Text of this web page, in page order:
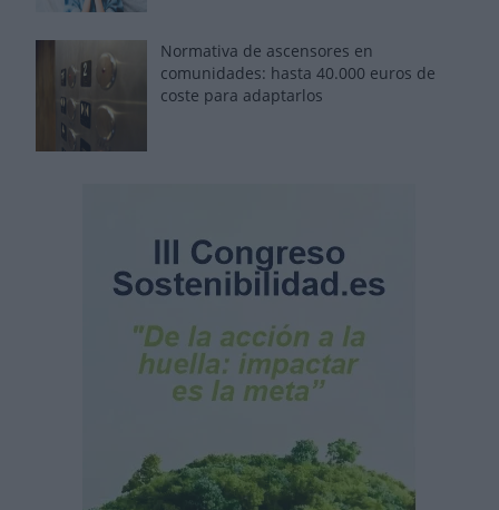
Normativa de ascensores en
comunidades: hasta 40.000 euros de
coste para adaptarlos